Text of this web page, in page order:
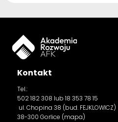
Kontakt
Tel.:
502 182 308 lub 18 353 78 15
ul. Chopina 38 (bud. FEJKLOWICZ)
38-300 Gorlice (mapa)